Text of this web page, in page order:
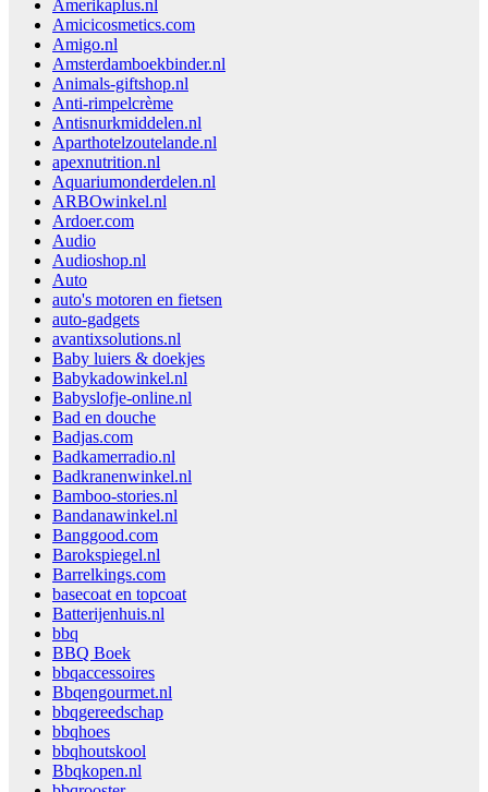
Amerikaplus.nl
Amicicosmetics.com
Amigo.nl
Amsterdamboekbinder.nl
Animals-giftshop.nl
Anti-rimpelcrème
Antisnurkmiddelen.nl
Aparthotelzoutelande.nl
apexnutrition.nl
Aquariumonderdelen.nl
ARBOwinkel.nl
Ardoer.com
Audio
Audioshop.nl
Auto
auto's motoren en fietsen
auto-gadgets
avantixsolutions.nl
Baby luiers & doekjes
Babykadowinkel.nl
Babyslofje-online.nl
Bad en douche
Badjas.com
Badkamerradio.nl
Badkranenwinkel.nl
Bamboo-stories.nl
Bandanawinkel.nl
Banggood.com
Barokspiegel.nl
Barrelkings.com
basecoat en topcoat
Batterijenhuis.nl
bbq
BBQ Boek
bbqaccessoires
Bbqengourmet.nl
bbqgereedschap
bbqhoes
bbqhoutskool
Bbqkopen.nl